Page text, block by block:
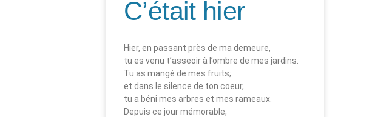
C’était hier
Hier, en passant près de ma demeure,
tu es venu t’asseoir à l’ombre de mes jardins.
Tu as mangé de mes fruits;
et dans le silence de ton coeur,
tu a béni mes arbres et mes rameaux.
Depuis ce jour mémorable,